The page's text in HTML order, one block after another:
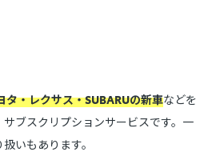
タ・レクサス・SUBARUの新車などを
ブスクリプションサービスです。一
いもあります。